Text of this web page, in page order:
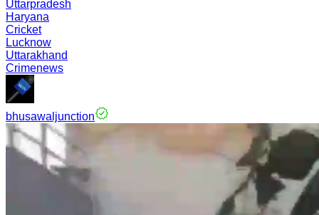
Uttarpradesh
Haryana
Cricket
Lucknow
Uttarakhand
Crimenews
bhusawaljunction